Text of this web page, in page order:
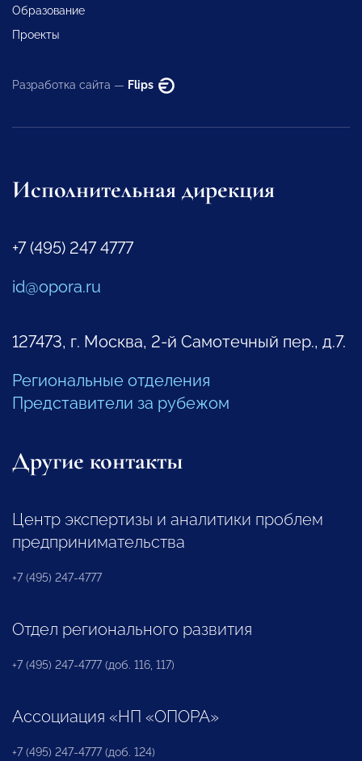
Образование
Проекты
Разработка сайта — Flips
Исполнительная дирекция
+7 (495) 247 4777
id@opora.ru
127473, г. Москва, 2-й Самотечный пер., д.7.
Региональные отделения
Представители за рубежом
Другие контакты
Центр экспертизы и аналитики проблем
предпринимательства
+7 (495) 247-4777
Отдел регионального развития
+7 (495) 247-4777 (доб. 116, 117)
Ассоциация «НП «ОПОРА»
+7 (495) 247-4777 (доб. 124)